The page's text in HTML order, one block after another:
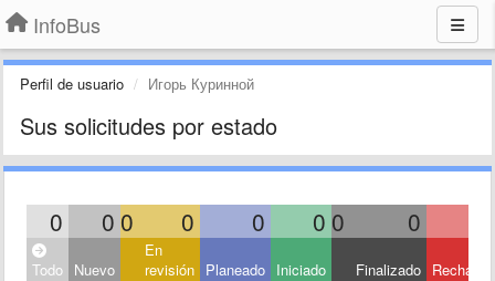
InfoBus
Perfil de usuario Игорь Куринной
Sus solicitudes por estado
0 0 0 0 0 0 0 0
Todo Nuevo
En
revisión Planeado Iniciado Finalizado